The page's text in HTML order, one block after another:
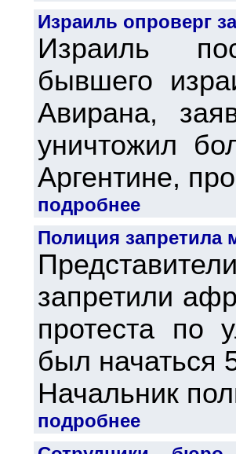
Израиль опроверг
Израиль
бывшего
Авирана,
уничтожил
Аргентине,
подробнее
Полиция запретила
запретили
протеста по
был начаться
Начальник
подробнее